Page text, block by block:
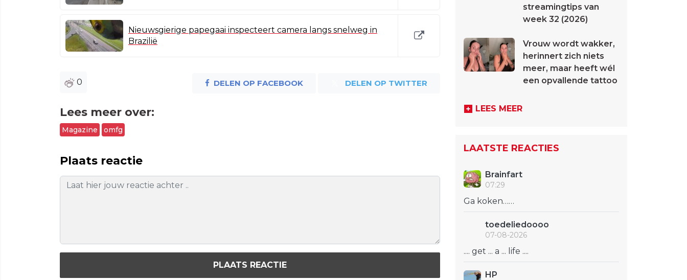
Nieuwsgierige papegaai inspecteert camera langs snelweg in
Brazilië
0 DELEN OP FACEBOOK DELEN OP TWITTER
Lees meer over:
Magazine omfg
Plaats reactie
PLAATS REACTIE
streamingtips van
week 32 (2026)
Vrouw wordt wakker,
herinnert zich niets
meer, maar heeft wél
een opvallende tattoo
LEES MEER
LAATSTE REACTIES
Brainfart
07:29
Ga koken……
toedeliedoooo
07-08-2026
.... get ... a ... life ....
HP